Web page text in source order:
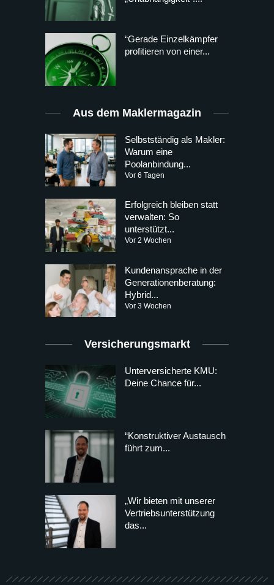
“Gerade Einzelkämpfer
profitieren von einer...
Aus dem Maklermagazin
Selbstständig als Makler:
Warum eine
Poolanbindung...
Vor 6 Tagen
Erfolgreich bleiben statt
verwalten: So
unterstützt...
Vor 2 Wochen
Kundenansprache in der
Generationenberatung:
Hybrid...
Vor 3 Wochen
Versicherungsmarkt
Unterversicherte KMU:
Deine Chance für...
“Konstruktiver Austausch
führt zum...
„Wir bieten mit unserer
Vertriebsunterstützung
das...